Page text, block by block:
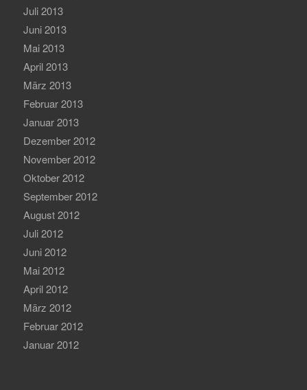
Juli 2013
Juni 2013
Mai 2013
April 2013
März 2013
Februar 2013
Januar 2013
Dezember 2012
November 2012
Oktober 2012
September 2012
August 2012
Juli 2012
Juni 2012
Mai 2012
April 2012
März 2012
Februar 2012
Januar 2012